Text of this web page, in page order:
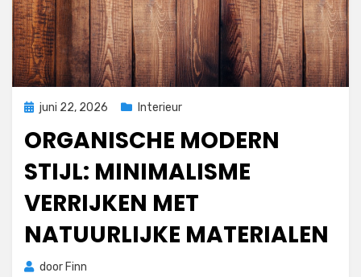
Geplaatst
juni 22, 2026 Interieur
ORGANISCHE MODERN
STIJL: MINIMALISME
VERRIJKEN MET
NATUURLIJKE MATERIALEN
door Finn